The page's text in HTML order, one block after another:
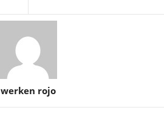
werken rojo